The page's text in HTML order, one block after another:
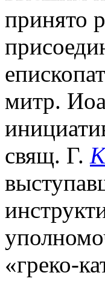
принято
митр.
свящ. Г.
«греко-